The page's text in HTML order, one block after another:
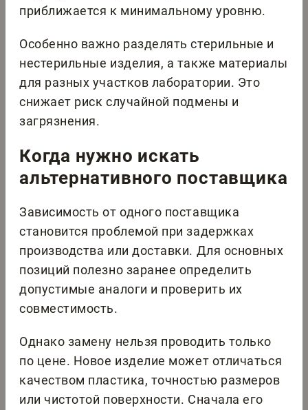
приближается к минимальному уровню.
Особенно важно разделять стерильные и
нестерильные изделия, а также материалы
для разных участков лаборатории. Это
снижает риск случайной подмены и
загрязнения.
Когда нужно искать
альтернативного поставщика
Зависимость от одного поставщика
становится проблемой при задержках
производства или доставки. Для основных
позиций полезно заранее определить
допустимые аналоги и проверить их
совместимость.
Однако замену нельзя проводить только
по цене. Новое изделие может отличаться
качеством пластика, точностью размеров
или чистотой поверхности. Сначала его